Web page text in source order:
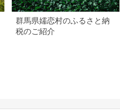
群馬県嬬恋村のふるさと納
税のご紹介